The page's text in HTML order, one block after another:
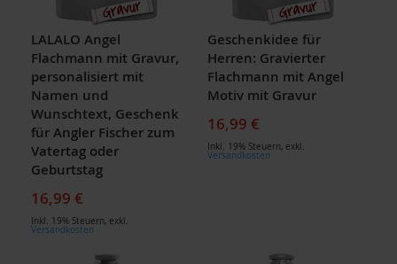
LALALO Angel
Flachmann mit Gravur,
personalisiert mit
Namen und
Wunschtext, Geschenk
für Angler Fischer zum
Vatertag oder
Geburtstag
16,99 €
Inkl. 19% Steuern, exkl.
Versandkosten
Geschenkidee für
Herren: Gravierter
Flachmann mit Angel
Motiv mit Gravur
16,99 €
Inkl. 19% Steuern, exkl.
Versandkosten